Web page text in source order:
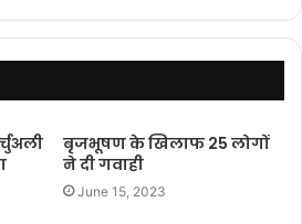
बृजभूषण के खिलाफ 25 लोगों
ने दी गवाही
June 15, 2023